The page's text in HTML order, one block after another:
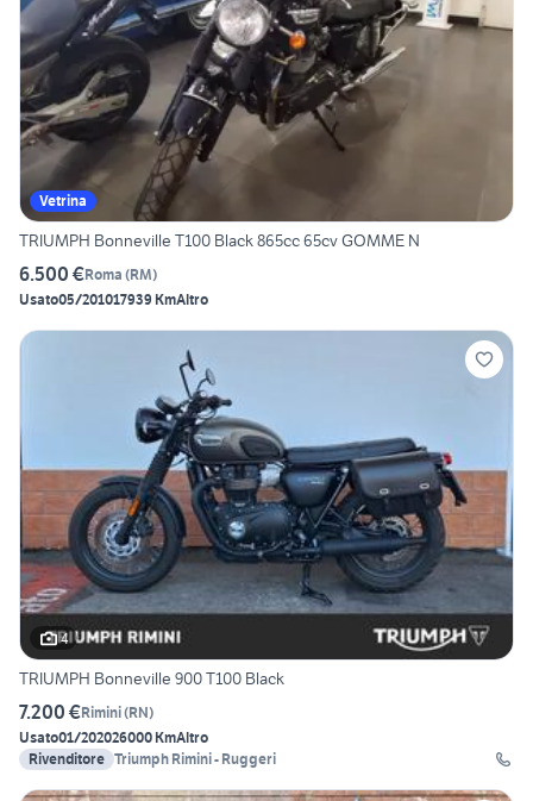
Vetrina
TRIUMPH Bonneville T100 Black 865cc 65cv GOMME N
6.500 €Roma (RM)
Usato05/201017939 KmAltro
4
TRIUMPH Bonneville 900 T100 Black
7.200 €Rimini(RN)
Usato01/202026000 KmAltro
Rivenditore Triumph Rimini - Ruggeri